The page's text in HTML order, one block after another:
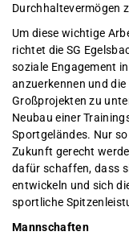
Durchhaltevermögen
Um diese wichtige
richtet die SG
soziale Engagement
anzuerkennen und
Großprojekten zu
Neubau einer
Sportgeländes. Nur
Zukunft gerecht
dafür schaffen, dass
entwickeln und sich
sportliche
Mannschaften